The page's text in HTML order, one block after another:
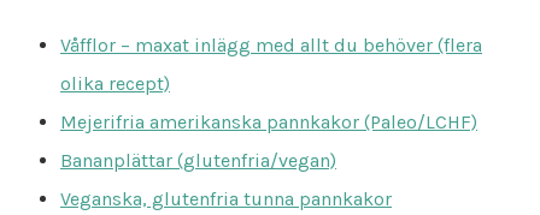
Våfflor – maxat inlägg med allt du behöver (flera
olika recept)
Mejerifria amerikanska pannkakor (Paleo/LCHF)
Bananplättar (glutenfria/vegan)
Veganska, glutenfria tunna pannkakor